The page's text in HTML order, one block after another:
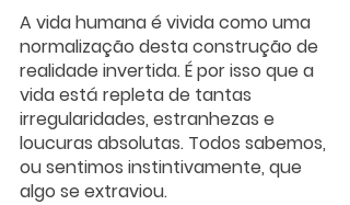
A vida humana é vivida como uma
normalização desta construção de
realidade invertida. É por isso que a
vida está repleta de tantas
irregularidades, estranhezas e
loucuras absolutas. Todos sabemos,
ou sentimos instintivamente, que
algo se extraviou.